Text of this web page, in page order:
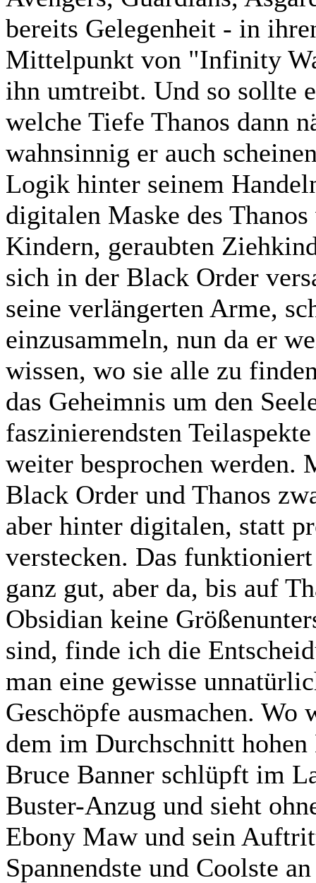
bereits Gelegenheit - in
Mittelpunkt von "Infinity
ihn umtreibt. Und so sollte
welche Tiefe Thanos dann
wahnsinnig er auch
Logik hinter seinem
digitalen Maske des
Kindern, geraubten
sich in der Black Order
seine verlängerten Arme,
einzusammeln, nun da er
wissen, wo sie alle zu
das Geheimnis um den
faszinierendsten
weiter besprochen werden.
Black Order und Thanos
aber hinter digitalen, statt
verstecken. Das
ganz gut, aber da, bis auf
Obsidian keine
sind, finde ich die
man eine gewisse
Geschöpfe ausmachen.
dem im Durchschnitt
Bruce Banner schlüpft im
Buster-Anzug und sieht
Ebony Maw und sein
Spannendste und Coolste